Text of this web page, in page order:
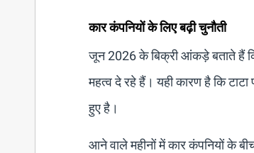
कार कंपनियों के लिए बढ़ी चुनौती
जून 2026 के बिक्री आंकड़े बताते हैं कि
महत्व दे रहे हैं। यही कारण है कि
हुए है।
आने वाले महीनों में कार कंपनियों के